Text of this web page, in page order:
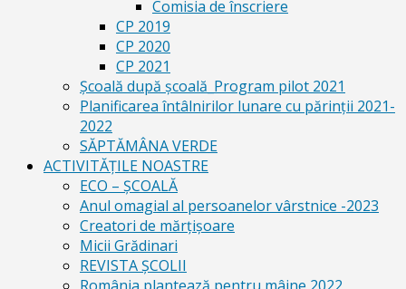
Comisia de înscriere
CP 2019
CP 2020
CP 2021
Școală după școală_Program pilot 2021
Planificarea întâlnirilor lunare cu părinții 2021-
2022
SĂPTĂMÂNA VERDE
ACTIVITĂȚILE NOASTRE
ECO – ŞCOALĂ
Anul omagial al persoanelor vârstnice -2023
Creatori de mărțișoare
Micii Grădinari
REVISTA ŞCOLII